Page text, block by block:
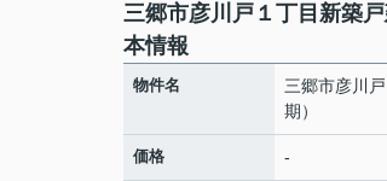
三郷市彦川戸１丁目新築
本情報
物件名
三郷市彦川
期）
価格 -